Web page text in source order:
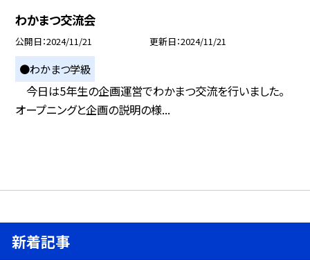
わかまつ交流会
公開日 2024/11/21 更新日 2024/11/21
●わかまつ学級
今日は5年生の企画運営でわかまつ交流を行いました。
オープニングと企画の説明の様...
新着記事